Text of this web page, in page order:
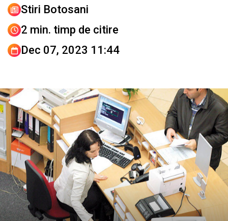
Stiri Botosani
2 min. timp de citire
Dec 07, 2023 11:44